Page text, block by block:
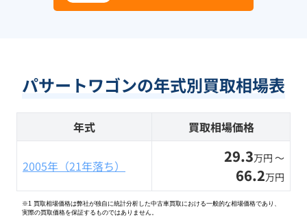
パサートワゴンの年式別買取相場表
年式 買取相場価格
2005年（21年落ち） 29.3万円 〜
66.2万円
※1 買取相場価格は弊社が独自に統計分析した中古車買取における一般的な相場価格であり、
実際の買取価格を保証するものではありません。